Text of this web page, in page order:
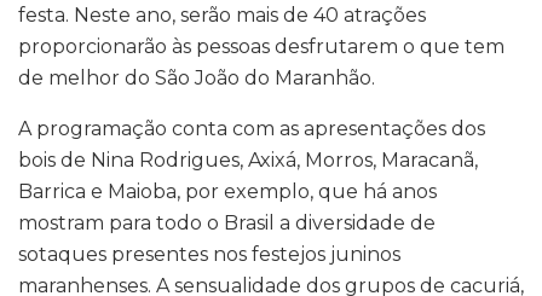
festa. Neste ano, serão mais de 40 atrações
proporcionarão às pessoas desfrutarem o que tem
de melhor do São João do Maranhão.
A programação conta com as apresentações dos
bois de Nina Rodrigues, Axixá, Morros, Maracanã,
Barrica e Maioba, por exemplo, que há anos
mostram para todo o Brasil a diversidade de
sotaques presentes nos festejos juninos
maranhenses. A sensualidade dos grupos de cacuriá,